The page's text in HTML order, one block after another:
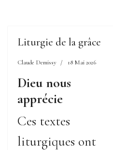
Liturgie de la grâce
Claude Demissy 18 Mai 2026
Dieu nous
apprécie
Ces textes
liturgiques ont